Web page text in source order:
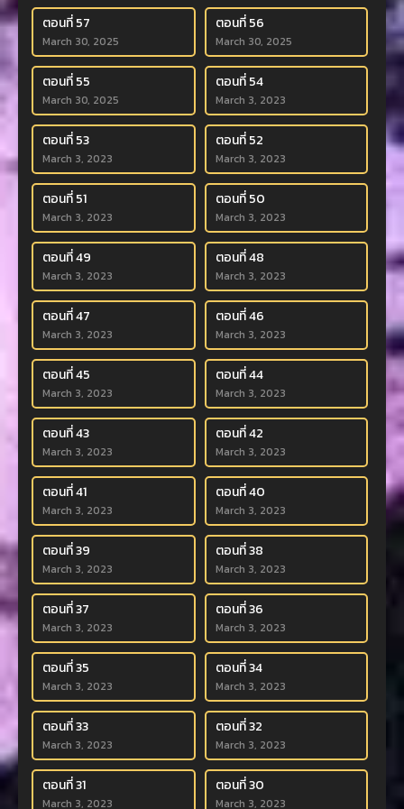
ตอนที่ 57
March 30, 2025
ตอนที่ 56
March 30, 2025
ตอนที่ 55
March 30, 2025
ตอนที่ 54
March 3, 2023
ตอนที่ 53
March 3, 2023
ตอนที่ 52
March 3, 2023
ตอนที่ 51
March 3, 2023
ตอนที่ 50
March 3, 2023
ตอนที่ 49
March 3, 2023
ตอนที่ 48
March 3, 2023
ตอนที่ 47
March 3, 2023
ตอนที่ 46
March 3, 2023
ตอนที่ 45
March 3, 2023
ตอนที่ 44
March 3, 2023
ตอนที่ 43
March 3, 2023
ตอนที่ 42
March 3, 2023
ตอนที่ 41
March 3, 2023
ตอนที่ 40
March 3, 2023
ตอนที่ 39
March 3, 2023
ตอนที่ 38
March 3, 2023
ตอนที่ 37
March 3, 2023
ตอนที่ 36
March 3, 2023
ตอนที่ 35
March 3, 2023
ตอนที่ 34
March 3, 2023
ตอนที่ 33
March 3, 2023
ตอนที่ 32
March 3, 2023
ตอนที่ 31
March 3, 2023
ตอนที่ 30
March 3, 2023